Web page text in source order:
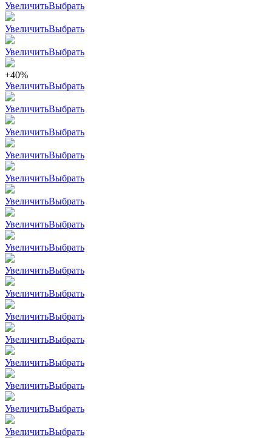
УвеличитьВыбрать
УвеличитьВыбрать
УвеличитьВыбрать
+40%
УвеличитьВыбрать
УвеличитьВыбрать
УвеличитьВыбрать
УвеличитьВыбрать
УвеличитьВыбрать
УвеличитьВыбрать
УвеличитьВыбрать
УвеличитьВыбрать
УвеличитьВыбрать
УвеличитьВыбрать
УвеличитьВыбрать
УвеличитьВыбрать
УвеличитьВыбрать
УвеличитьВыбрать
УвеличитьВыбрать
УвеличитьВыбрать